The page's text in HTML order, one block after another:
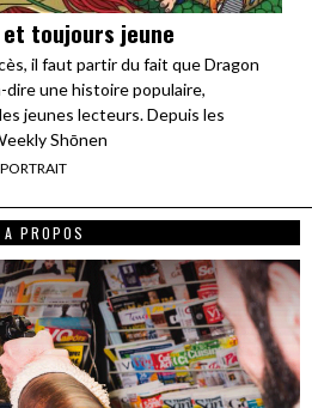
toujours jeune
il faut partir du fait que Dragon
dire une histoire populaire,
jeunes lecteurs. Depuis les
Shōnen
PORTRAIT
A PROPOS